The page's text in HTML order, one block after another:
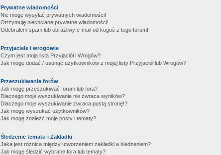
Prywatne wiadomości
Nie mogę wysyłać prywatnych wiadomości!
Otrzymuję niechciane prywatne wiadomości!
Odebrałem spam lub obraźliwy e-mail od kogoś z tego forum!
Przyjaciele i wrogowie
Czym jest moja lista Przyjaciół i Wrogów?
Jak mogę dodać / usunąć użytkowników z mojej listy Przyjaciół lub Wrogów?
Przeszukiwanie forów
Jak mogę przeszukiwać forum lub fora?
Dlaczego moje wyszukiwanie nie zwraca wyników?
Dlaczego moje wyszukiwanie zwraca pustą stronę!?
Jak mogę wyszukać użytkowników?
Jak mogę znaleźć moje posty i tematy?
Śledzenie tematu i Zakładki
Jaka jest różnica między utworzeniem zakładki a śledzeniem?
Jak mogę śledzić wybrane fora lub tematy?